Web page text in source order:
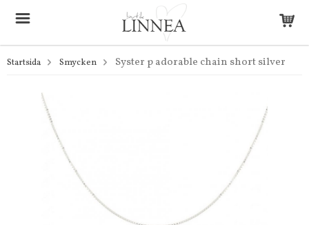
Startsida Smycken Syster p adorable chain short silver